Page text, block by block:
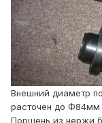
Внешний диаметр
расточен до Ф84мм
Поршень из нержи